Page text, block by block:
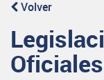
Volver
Oficiales